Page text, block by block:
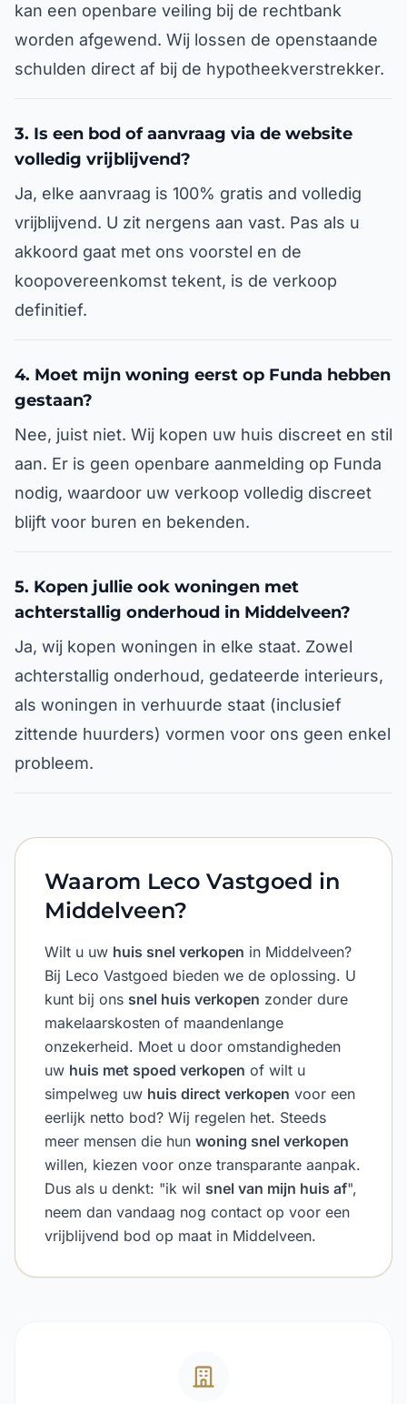
kan een openbare veiling bij de rechtbank
worden afgewend. Wij lossen de openstaande
schulden direct af bij de hypotheekverstrekker.
3. Is een bod of aanvraag via de website
volledig vrijblijvend?
Ja, elke aanvraag is 100% gratis and volledig
vrijblijvend. U zit nergens aan vast. Pas als u
akkoord gaat met ons voorstel en de
koopovereenkomst tekent, is de verkoop
definitief.
4. Moet mijn woning eerst op Funda hebben
gestaan?
Nee, juist niet. Wij kopen uw huis discreet en stil
aan. Er is geen openbare aanmelding op Funda
nodig, waardoor uw verkoop volledig discreet
blijft voor buren en bekenden.
5. Kopen jullie ook woningen met
achterstallig onderhoud in Middelveen?
Ja, wij kopen woningen in elke staat. Zowel
achterstallig onderhoud, gedateerde interieurs,
als woningen in verhuurde staat (inclusief
zittende huurders) vormen voor ons geen enkel
probleem.
Waarom Leco Vastgoed in
Middelveen?
Wilt u uw huis snel verkopen in Middelveen?
Bij Leco Vastgoed bieden we de oplossing. U
kunt bij ons snel huis verkopen zonder dure
makelaarskosten of maandenlange
onzekerheid. Moet u door omstandigheden
uw huis met spoed verkopen of wilt u
simpelweg uw huis direct verkopen voor een
eerlijk netto bod? Wij regelen het. Steeds
meer mensen die hun woning snel verkopen
willen, kiezen voor onze transparante aanpak.
Dus als u denkt: "ik wil snel van mijn huis af",
neem dan vandaag nog contact op voor een
vrijblijvend bod op maat in Middelveen.